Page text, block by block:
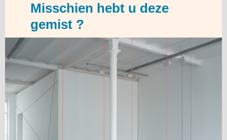
Misschien hebt u deze
gemist ?